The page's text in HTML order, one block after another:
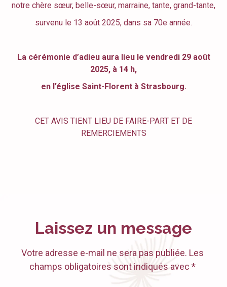
notre chère sœur, belle-sœur, marraine, tante, grand-tante,
survenu le 13 août 2025, dans sa 70e année.
La cérémonie d’adieu aura lieu le vendredi 29 août
2025, à 14 h,
en l’église Saint-Florent à Strasbourg.
CET AVIS TIENT LIEU DE FAIRE-PART ET DE
REMERCIEMENTS
Laissez un message
Votre adresse e-mail ne sera pas publiée. Les
champs obligatoires sont indiqués avec *